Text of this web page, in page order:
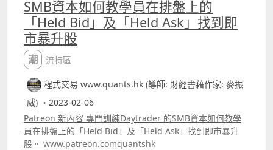
SMB資本如何教學員在排盤上的
「Held Bid」及「Held Ask」找到即
市暴升股
潮流特區
程式交易 www.quants.hk (導師: 財經書藉作家: 麥振
威) ・2023-02-06
Patreon 新內容 專門訓練Daytrader 的SMB資本如何教學
員在排盤上的「Held Bid」及「Held Ask」找到即市暴升
股。 www.patreon.comquantshk